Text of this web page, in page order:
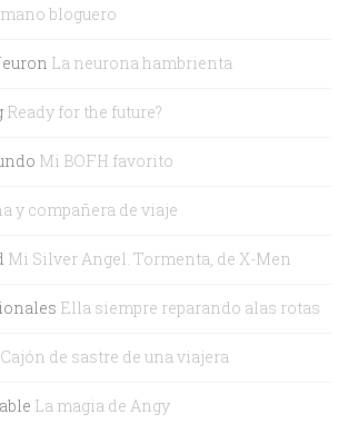
bloguero
La neurona hambrienta
Ready for the future?
Mi BOFH favorito
y compañera de viaje
Mi Silver Angel. Tormenta, de X-Men
Ella siempre reparando alas rotas
Cajón de sastre de una viajera
La magia de Angy